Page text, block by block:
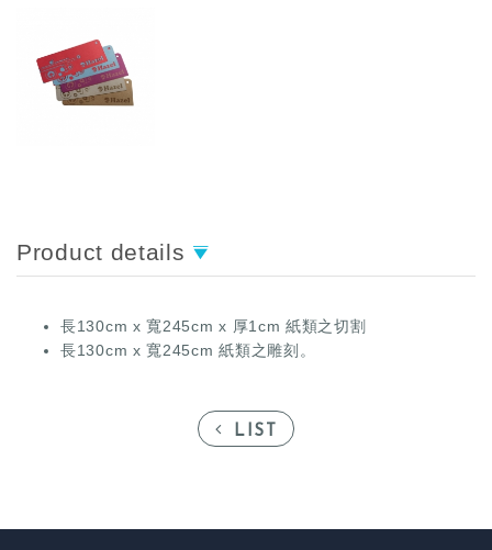
Product details
長130cm x 寬245cm x 厚1cm 紙類之切割
長130cm x 寬245cm 紙類之雕刻。
LIST